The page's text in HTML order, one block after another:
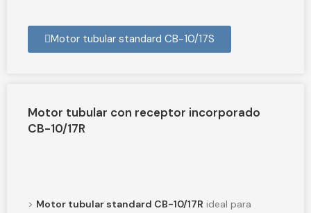
Motor tubular standard CB-10/17S
Motor tubular con receptor incorporado
CB-10/17R
> Motor tubular standard CB-10/17R ideal para